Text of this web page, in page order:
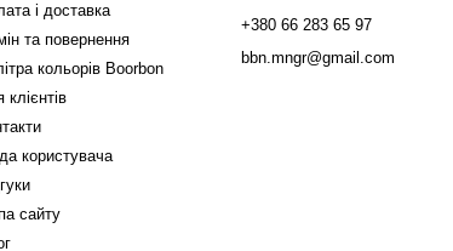
і доставка
та повернення
кольорів Boorbon
клієнтів
користувача
сайту
+380 66 283 65 97
bbn.mngr@gmail.com